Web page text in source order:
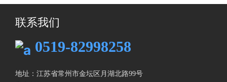
联系我们
0519-82998258
地址：江苏省常州市金坛区月湖北路99号